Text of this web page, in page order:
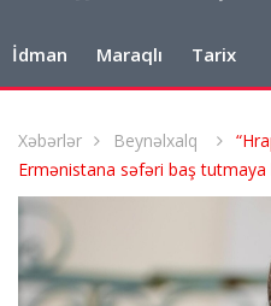
İdman Maraqlı Tarix
Xəbərlər Beynəlxalq
Ermənistana səfəri baş tutmaya